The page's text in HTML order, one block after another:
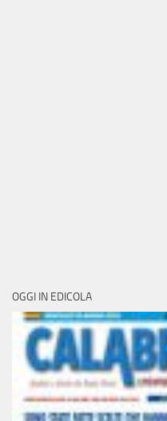
OGGI IN EDICOLA